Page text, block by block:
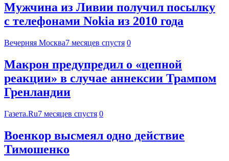
Мужчина из Ливии получил посылку
с телефонами Nokia из 2010 года
Вечерняя Москва7 месяцев спустя 0
Макрон предупредил о «цепной
реакции» в случае аннексии Трампом
Гренландии
Газета.Ru7 месяцев спустя 0
Военкор высмеял одно действие
Тимошенко